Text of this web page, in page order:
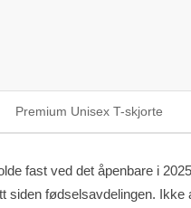
Premium Unisex T-skjorte
fast ved det åpenbare i
siden fødselsavdelingen.